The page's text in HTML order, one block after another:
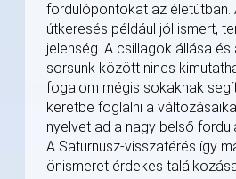
fordulópontokat az életútban.
útkeresés például jól ismert,
jelenség. A csillagok állása és
sorsunk között nincs
fogalom mégis sokaknak
keretbe foglalni a
nyelvet ad a nagy belső
A Saturnusz-visszatérés így
önismeret érdekes